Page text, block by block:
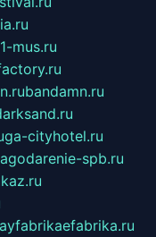
1-mus.ru
bandamn.ru
cityhotel.ru
spb.ru